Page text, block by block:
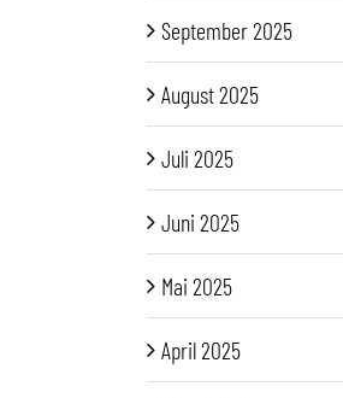
September 2025
August 2025
Juli 2025
Juni 2025
Mai 2025
April 2025